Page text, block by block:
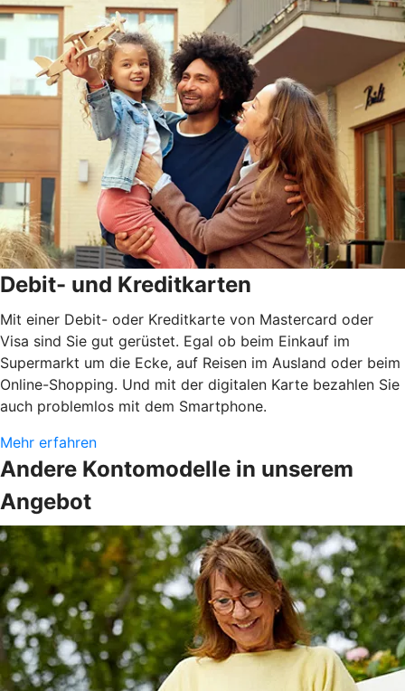
Debit- und Kreditkarten
Mit einer Debit- oder Kreditkarte von Mastercard oder
Visa sind Sie gut gerüstet. Egal ob beim Einkauf im
Supermarkt um die Ecke, auf Reisen im Ausland oder beim
Online-Shopping. Und mit der digitalen Karte bezahlen Sie
auch problemlos mit dem Smartphone.
Mehr erfahren
Andere Kontomodelle in unserem
Angebot